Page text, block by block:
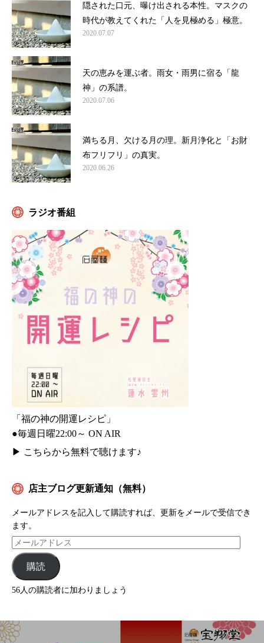
隠された口元、曝け出される本性。マスクの
時代が教えてくれた「人を見極める」極意。
2020.07.07
天の恵みを運ぶ者。雨女・雨男に宿る「龍
神」の系譜。
2020.07.06
満ちる月、欠ける月の理。新月浄化と「お財
布フリフリ」の真実。
2020.06.26
ラジオ番組
「福の神の開運レシピ」
●毎週日曜22:00～ ON AIR
▶ こちらから無料で聴けます♪
店主ブログ更新通知（無料）
メールアドレスを記入して購読すれば、更新をメールで受信でき
ます。
購読
56人の購読者に加わりましょう